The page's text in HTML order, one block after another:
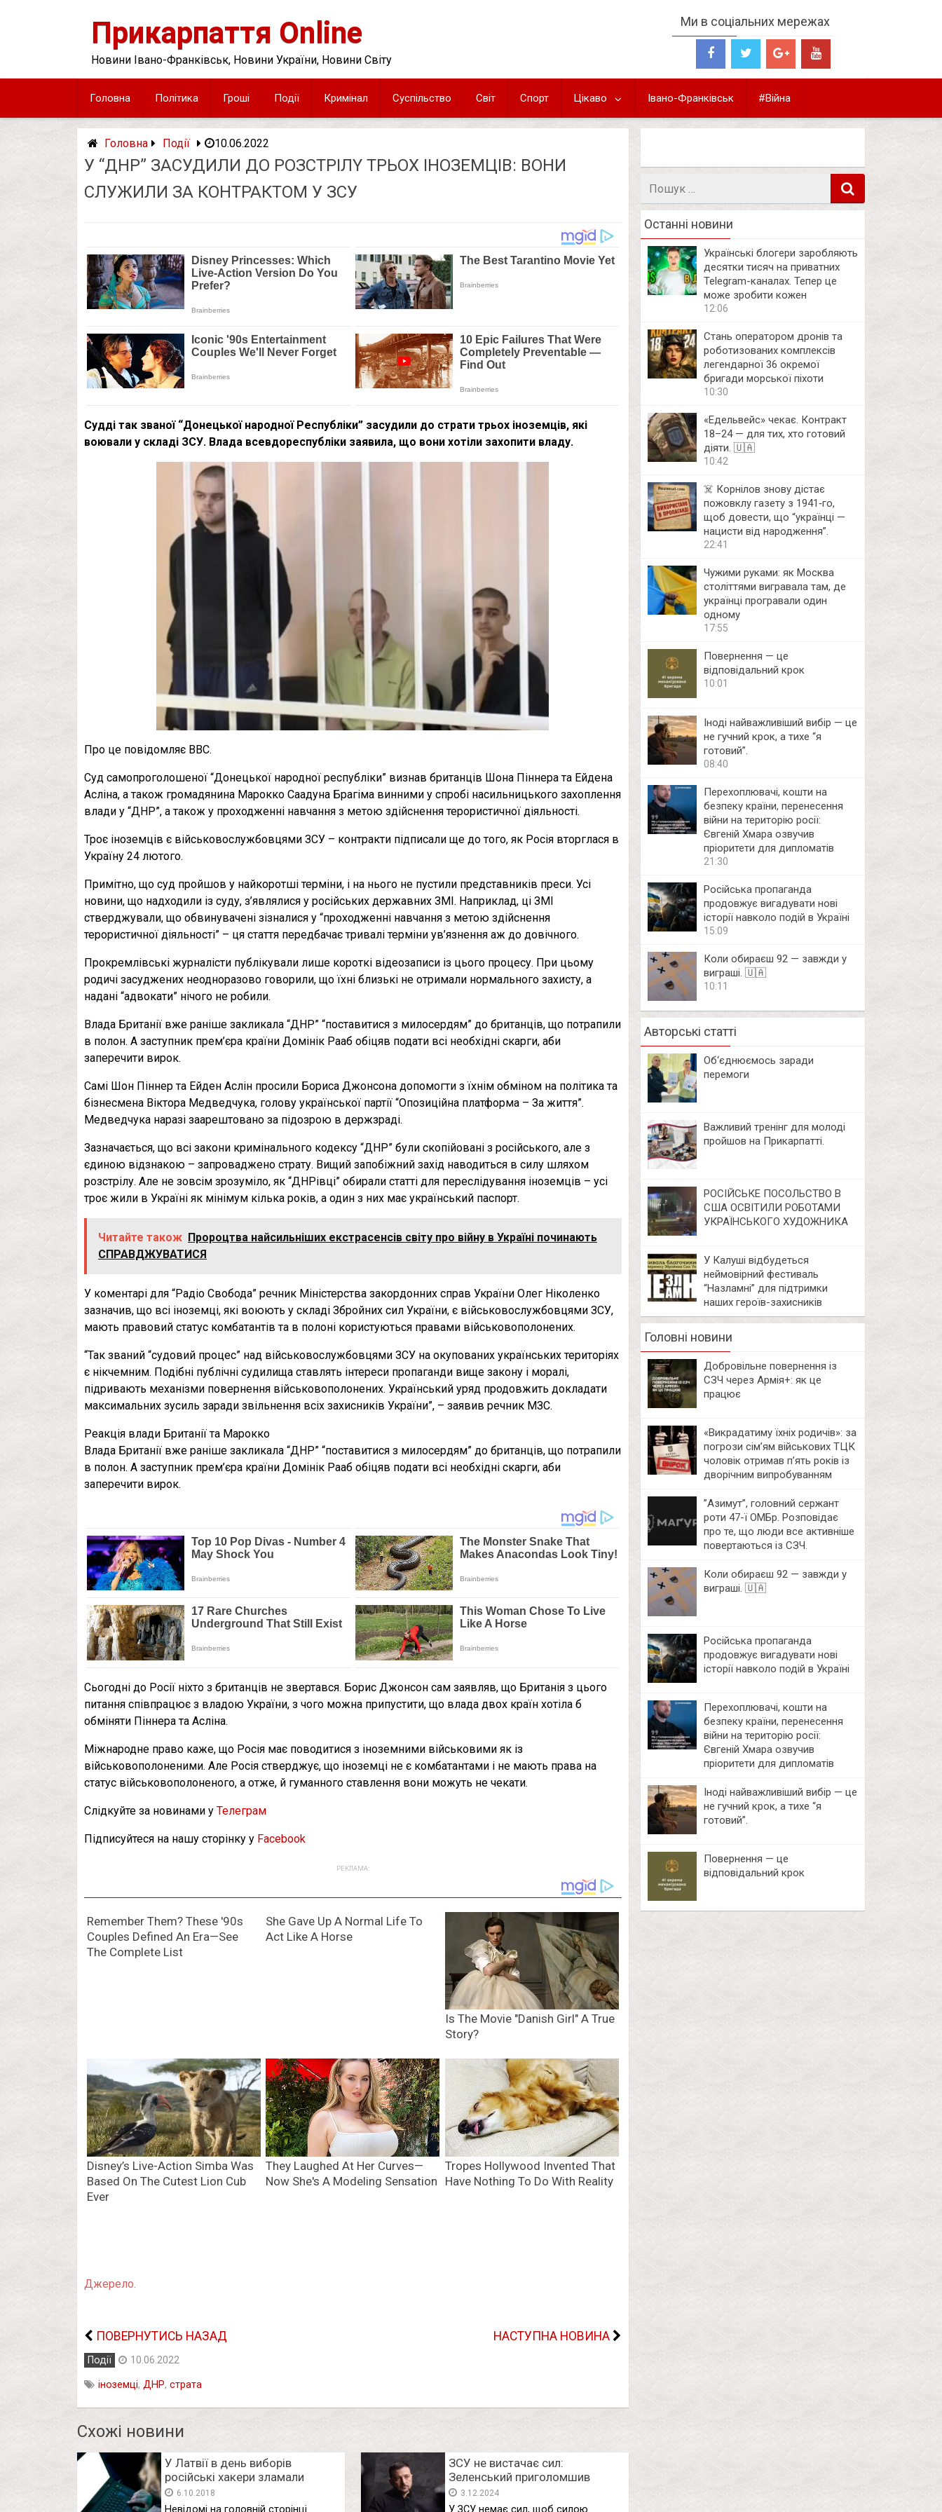
Прикарпаття Online
Новини Івано-Франківськ, Новини України, Новини Світу
Ми в соціальних мережах
Головна Політика Гроші Події Кримінал Суспільство Світ Спорт Цікаво Івано-Франківськ #Війна
Головна Події 10.06.2022
У “ДНР” ЗАСУДИЛИ ДО РОЗСТРIЛY ТРЬОХ ІНОЗЕМЦІВ: ВОНИ
СЛУЖИЛИ ЗА КОНТРАКТОМ У ЗСУ
Судді так званої “Донецької народної Республіки” засудили до страти трьох іноземців, які
воювали у складі ЗСУ. Влада всевдореспубліки заявила, що вони хотіли захопити владу.
Про це повідомляє ВВС.
Суд самопроголошеної “Донецької народної республіки” визнав британців Шона Піннера та Ейдена
Асліна, а також громадянина Марокко Саадуна Брагіма винними у спробі насильницького захоплення
влади у “ДНР”, а також у проходженні навчання з метою здійснення терористичної діяльності.
Троє іноземців є військовослужбовцями ЗСУ – контракти підписали ще до того, як Росія вторглася в
Україну 24 лютого.
Примітно, що суд пройшов у найкоротші терміни, і на нього не пустили представників преси. Усі
новини, що надходили із суду, з’являлися у російських державних ЗМІ. Наприклад, ці ЗМІ
стверджували, що обвинувачені зізналися у “проходженні навчання з метою здійснення
терористичної діяльності” – ця стаття передбачає тривалі терміни ув’язнення аж до довічного.
Прокремлівські журналісти публікували лише короткі відеозаписи із цього процесу. При цьому
родичі засуджених неодноразово говорили, що їхні близькі не отримали нормального захисту, а
надані “адвокати” нічого не робили.
Влада Британії вже раніше закликала “ДНР” “поставитися з милосердям” до британців, що потрапили
в полон. А заступник прем’єра країни Домінік Рааб обіцяв подати всі необхідні скарги, аби
заперечити вирок.
Самі Шон Піннер та Ейден Аслін просили Бориса Джонсона допомогти з їхнім обміном на політика та
бізнесмена Віктора Медведчука, голову української партії “Опозиційна платформа – За життя”.
Медведчука наразі заарештовано за підозрою в держзраді.
Зазначається, що всі закони кримінального кодексу “ДНР” були скопійовані з російського, але з
єдиною відзнакою – запроваджено страту. Вищий запобіжний захід наводиться в силу шляхом
розстрілу. Але не зовсім зрозуміло, як “ДНРівці” обирали статті для переслідування іноземців – усі
троє жили в Україні як мінімум кілька років, а один з них має український паспорт.
Читайте також Пророцтва найсильніших екстрасенсів світу про війну в Україні починають
СПРАВДЖУВАТИСЯ
У коментарі для “Радіо Свобода” речник Міністерства закордонних справ України Олег Ніколенко
зазначив, що всі іноземці, які воюють у складі Збройних сил України, є військовослужбовцями ЗСУ,
мають правовий статус комбатантів та в полоні користуються правами військовополонених.
“Так званий “судовий процес” над військовослужбовцями ЗСУ на окупованих українських територіях
є нікчемним. Подібні публічні судилища ставлять інтереси пропаганди вище закону і моралі,
підривають механізми повернення військовополонених. Український уряд продовжить докладати
максимальних зусиль заради звільнення всіх захисників України”, – заявив речник МЗС.
Реакція влади Британії та Марокко
Влада Британії вже раніше закликала “ДНР” “поставитися з милосердям” до британців, що потрапили
в полон. А заступник прем’єра країни Домінік Рааб обіцяв подати всі необхідні скарги, аби
заперечити вирок.
Сьогодні до Росії ніхто з британців не звертався. Борис Джонсон сам заявляв, що Британія з цього
питання співпрацює з владою України, з чого можна припустити, що влада двох країн хотіла б
обміняти Піннера та Асліна.
Міжнародне право каже, що Росія має поводитися з іноземними військовими як із
військовополоненими. Але Росія стверджує, що іноземці не є комбатантами і не мають права на
статус військовополоненого, а отже, й гуманного ставлення вони можуть не чекати.
Слідкуйте за новинами у Телеграм
Підписуйтеся на нашу сторінку у Facebook
РЕКЛАМА:
Джерело.
ПОВЕРНУТИСЬ НАЗАД НАСТУПНА НОВИНА
Події 10.06.2022
іноземці, ДНР, страта
Схожі новини
У Латвії в день виборів
російські хакери зламали
соцмережу: на головній – гімн
РФ і Путін
6.10.2018
Невідомі на головній сторінці
ЗСУ не вистачає сил:
Зеленський приголомшив
заявою про війну та звільнення
територій
3.12.2024
У ЗСУ немає сил, щоб силою
Останні новини
Українські блогери заробляють
десятки тисяч на приватних
Telegram-каналах. Тепер це
може зробити кожен
12:06
Стань оператором дронів та
роботизованих комплексів
легендарної 36 окремої
бригади морської піхоти
10:30
«Едельвейс» чекає. Контракт
18–24 — для тих, хто готовий
діяти. 🇺🇦
10:42
☠️ Корнілов знову дістає
пожовклу газету з 1941‑го,
щоб довести, що “українці —
нацисти від народження”.
22:41
Чужими руками: як Москва
століттями вигравала там, де
українці програвали один
одному
17:55
Повернення — це
відповідальний крок
10:01
Іноді найважливіший вибір — це
не гучний крок, а тихе “я
готовий”.
08:40
Перехоплювачі, кошти на
безпеку країни, перенесення
війни на територію росії:
Євгеній Хмара озвучив
пріоритети для дипломатів
21:30
Російська пропаганда
продовжує вигадувати нові
історії навколо подій в Україні
15:09
Коли обираєш 92 — завжди у
виграші. 🇺🇦
10:11
Авторські статті
Об‘єднюємось заради
перемоги
Важливий тренінг для молоді
пройшов на Прикарпатті.
РОСІЙСЬКЕ ПОСОЛЬСТВО В
США ОСВІТИЛИ РОБОТАМИ
УКРАЇНСЬКОГО ХУДОЖНИКА
У Калуші відбудеться
неймовірний фестиваль
“Назламні” для підтримки
наших героїв-захисників
Головні новини
Добровільне повернення із
СЗЧ через Армія+: як це
працює
«Викрадатиму їхніх родичів»: за
погрози сім’ям військових ТЦК
чоловік отримав п’ять років із
дворічним випробуванням
⁨”Азимут”, головний сержант
роти 47-ї ОМБр. Розповідає
про те, що люди все активніше
повертаються із СЗЧ.
Коли обираєш 92 — завжди у
виграші. 🇺🇦
Російська пропаганда
продовжує вигадувати нові
історії навколо подій в Україні
Перехоплювачі, кошти на
безпеку країни, перенесення
війни на територію росії:
Євгеній Хмара озвучив
пріоритети для дипломатів
Іноді найважливіший вибір — це
не гучний крок, а тихе “я
готовий”.
Повернення — це
відповідальний крок